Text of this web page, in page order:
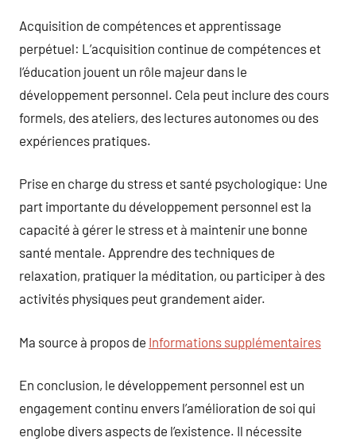
Acquisition de compétences et apprentissage
perpétuel: L’acquisition continue de compétences et
l’éducation jouent un rôle majeur dans le
développement personnel. Cela peut inclure des cours
formels, des ateliers, des lectures autonomes ou des
expériences pratiques.
Prise en charge du stress et santé psychologique: Une
part importante du développement personnel est la
capacité à gérer le stress et à maintenir une bonne
santé mentale. Apprendre des techniques de
relaxation, pratiquer la méditation, ou participer à des
activités physiques peut grandement aider.
Ma source à propos de Informations supplémentaires
En conclusion, le développement personnel est un
engagement continu envers l’amélioration de soi qui
englobe divers aspects de l’existence. Il nécessite